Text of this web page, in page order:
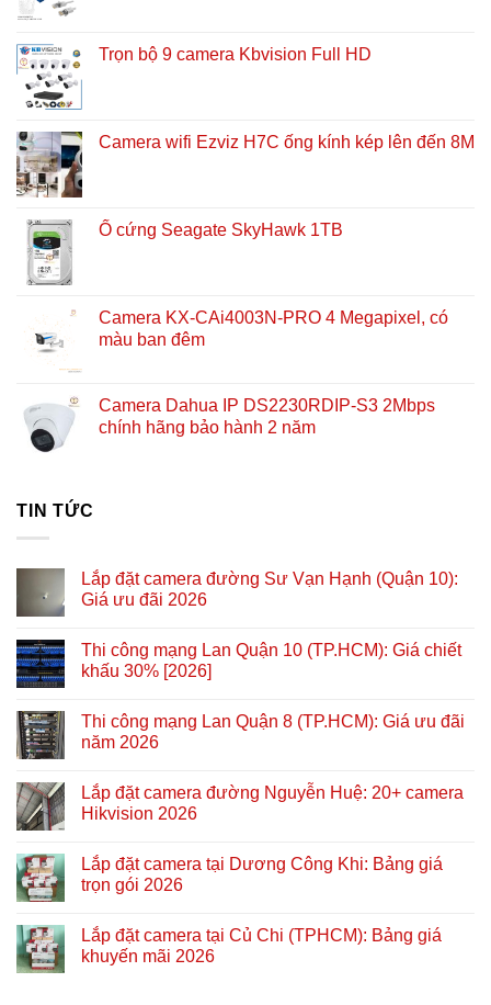
Trọn bộ 9 camera Kbvision Full HD
Camera wifi Ezviz H7C ống kính kép lên đến 8M
Ổ cứng Seagate SkyHawk 1TB
Camera KX-CAi4003N-PRO 4 Megapixel, có
màu ban đêm
Camera Dahua IP DS2230RDIP-S3 2Mbps
chính hãng bảo hành 2 năm
TIN TỨC
Lắp đặt camera đường Sư Vạn Hạnh (Quận 10):
Giá ưu đãi 2026
Thi công mạng Lan Quận 10 (TP.HCM): Giá chiết
khấu 30% [2026]
Thi công mạng Lan Quận 8 (TP.HCM): Giá ưu đãi
năm 2026
Lắp đặt camera đường Nguyễn Huệ: 20+ camera
Hikvision 2026
Lắp đặt camera tại Dương Công Khi: Bảng giá
trọn gói 2026
Lắp đặt camera tại Củ Chi (TPHCM): Bảng giá
khuyến mãi 2026